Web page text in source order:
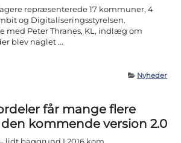
repræsenterede 17 kommuner, 4
og Digitaliseringsstyrelsen.
med Peter Thranes, KL, indlæg om
blev naglet ...
Nyheder
får mange flere
kommende version 2.0
lidt baggrund I 2016 kom